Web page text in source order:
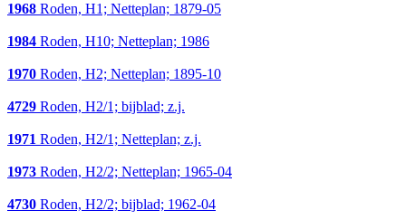
1968 Roden, H1; Netteplan; 1879-05
1984 Roden, H10; Netteplan; 1986
1970 Roden, H2; Netteplan; 1895-10
4729 Roden, H2/1; bijblad; z.j.
1971 Roden, H2/1; Netteplan; z.j.
1973 Roden, H2/2; Netteplan; 1965-04
4730 Roden, H2/2; bijblad; 1962-04